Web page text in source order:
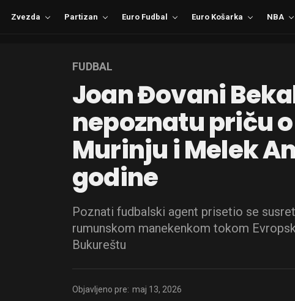
Zvezda Partizan Euro Fudbal Euro Košarka NBA
FUDBAL
Joan Đovani
nepoznatu priču
Murinju i Melek
godine
Poznati fudbalski agent prisetio se
rumunskom manekenkom tokom
Bukureštu
Objavljeno pre: maj 13, 2026